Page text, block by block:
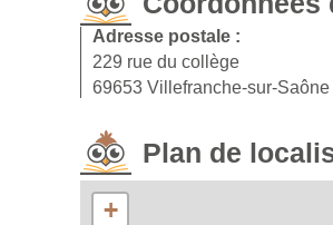
Adresse postale :
229 rue du collège
69653 Villefranche-sur-Saône
Plan de
+